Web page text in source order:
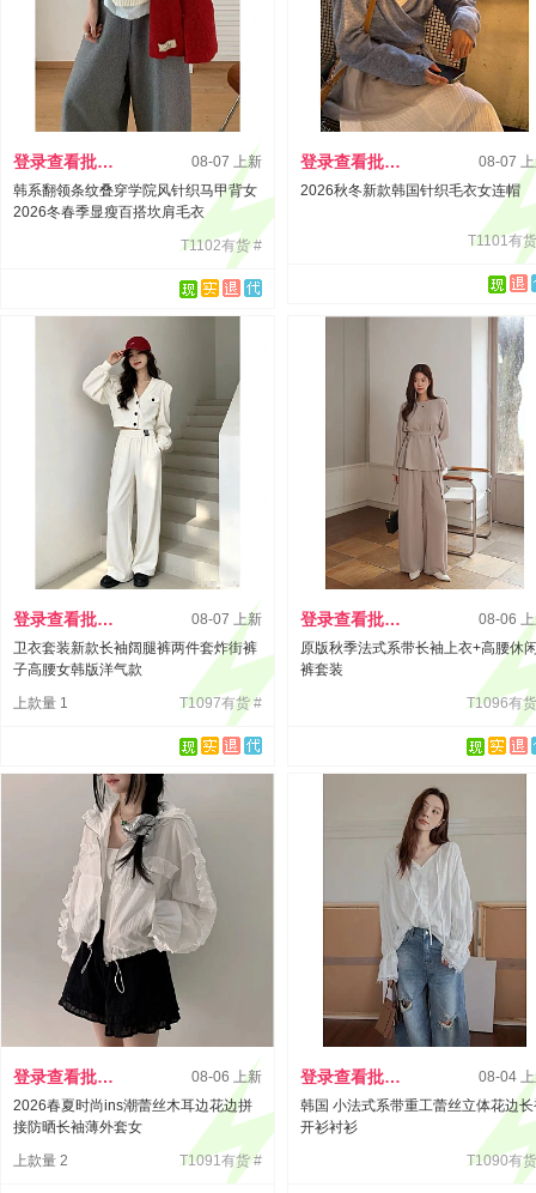
登录查看批发价
08-07 上新
韩系翻领条纹叠穿学院风针织马甲背女
2026冬春季显瘦百搭坎肩毛衣
T1102有货 #
登录查看批发价
08-07
2026秋冬新款韩国针织毛衣女连帽
T1101有
登录查看批发价
08-07 上新
卫衣套装新款长袖阔腿裤两件套炸街裤
子高腰女韩版洋气款
上款量 1
T1097有货 #
登录查看批发价
08-06
原版秋季法式系带长袖上衣+高腰休
裤套装
T1096有
登录查看批发价
08-06 上新
2026春夏时尚ins潮蕾丝木耳边花边拼
接防晒长袖薄外套女
上款量 2
T1091有货 #
登录查看批发价
08-04
韩国 小法式系带重工蕾丝立体花边
开衫衬衫
T1090有